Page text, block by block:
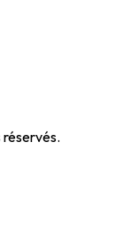
réservés.